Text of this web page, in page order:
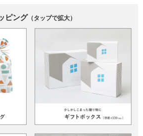
ピング （タップで拡大）